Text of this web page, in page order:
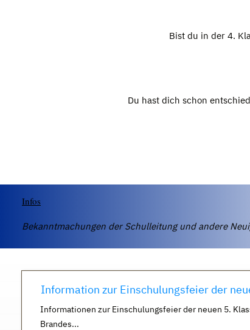
Bist du in der 4.
Du hast dich schon
Infos
Bekanntmachungen der Schulleitung und andere
Information zur Einschulungsfeier der
Informationen zur Einschulungsfeier der neuen 5.
Brandes...